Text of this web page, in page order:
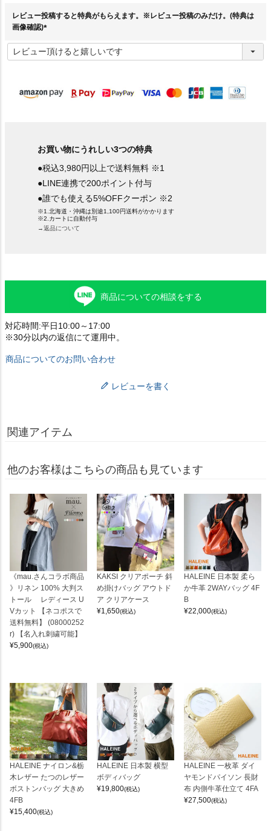
レビュー投稿すると特典がもらえます。※レビュー投稿のみだけ。(特典は
画像確認)
必
須
お買い物にうれしい3つの特典
●税込3,980円以上で送料無料 ※1
●LINE連携で200ポイント付与
●誰でも使える5%OFFクーポン ※2
※1.北海道・沖縄は別途1,100円送料がかかります
※2.カートに自動付与
→返品について
商品についての相談をする
対応時間:平日10:00～17:00
※30分以内の返信にて運用中。
商品についてのお問い合わせ
レビューを書く
関連アイテム
他のお客様はこちらの商品も見ています
《mau.さんコラボ商品
》リネン 100% 大判ス
トール レディース U
Vカット 【ネコポスで
送料無料】 (08000252
r) 【名入れ刺繍可能】
¥5,900(税込)
KAKSI クリアポーチ 斜
め掛けバッグ アウトド
ア クリアケース
¥1,650(税込)
HALEINE 日本製 柔ら
か牛革 2WAYバッグ 4F
B
¥22,000(税込)
HALEINE ナイロン&栃
木レザー たつのレザー
ボストンバッグ 大きめ
4FB
¥15,400(税込)
HALEINE 日本製 横型
ボディバッグ
¥19,800(税込)
HALEINE 一枚革 ダイ
ヤモンドパイソン 長財
布 内側牛革仕立て 4FA
¥27,500(税込)